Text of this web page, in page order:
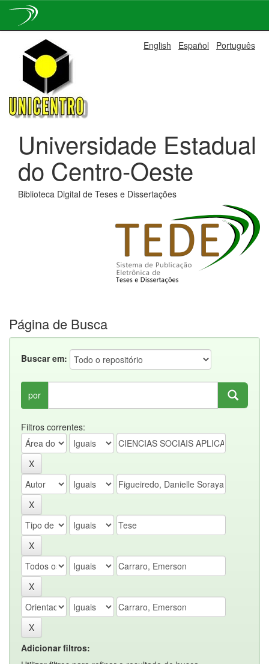
navigation
English Español Português
Universidade Estadual
do Centro-Oeste
Biblioteca Digital de Teses e Dissertações
Página de Busca
Buscar em:
por
Filtros correntes:
Adicionar filtros: